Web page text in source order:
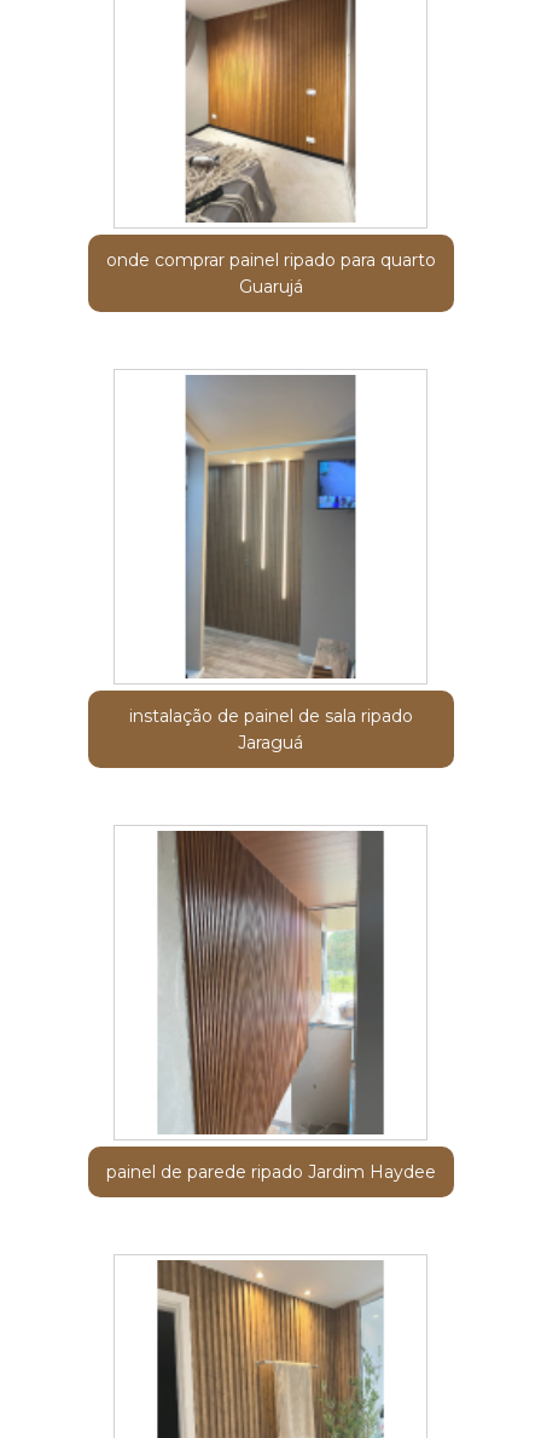
onde comprar painel ripado para quarto
Guarujá
instalação de painel de sala ripado
Jaraguá
painel de parede ripado Jardim Haydee